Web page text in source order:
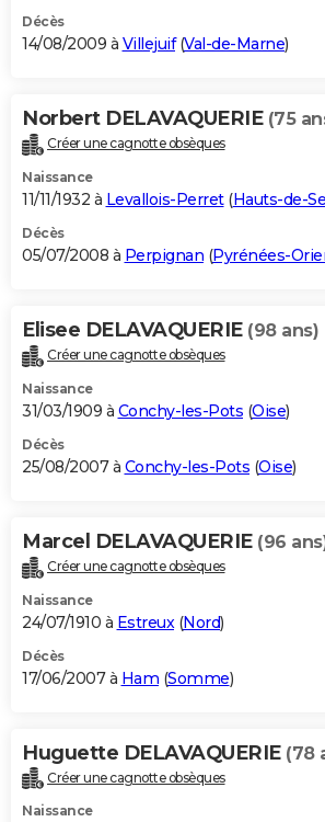
Décès
14/08/2009 à Villejuif(Val-de-Marne)
Norbert DELAVAQUERIE (75
Créer une cagnotte obsèques
Naissance
11/11/1932 à Levallois-Perret(Hauts-de-
Décès
05/07/2008 à Perpignan (Pyrénées-
Elisee DELAVAQUERIE (98 ans)
Créer une cagnotte obsèques
Naissance
31/03/1909 à Conchy-les-Pots (Oise)
Décès
25/08/2007 à Conchy-les-Pots (Oise)
Marcel DELAVAQUERIE (96
Créer une cagnotte obsèques
Naissance
24/07/1910 à Estreux (Nord)
Décès
17/06/2007 à Ham (Somme)
Huguette DELAVAQUERIE (78
Créer une cagnotte obsèques
Naissance